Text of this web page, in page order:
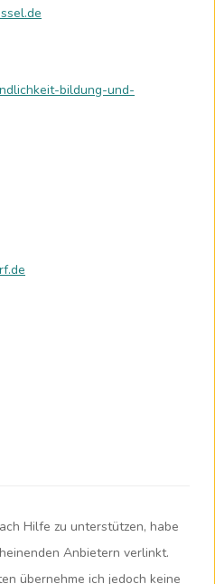
bildung-und-
Hilfe zu unterstützen, habe
Anbietern verlinkt.
übernehme ich jedoch keine